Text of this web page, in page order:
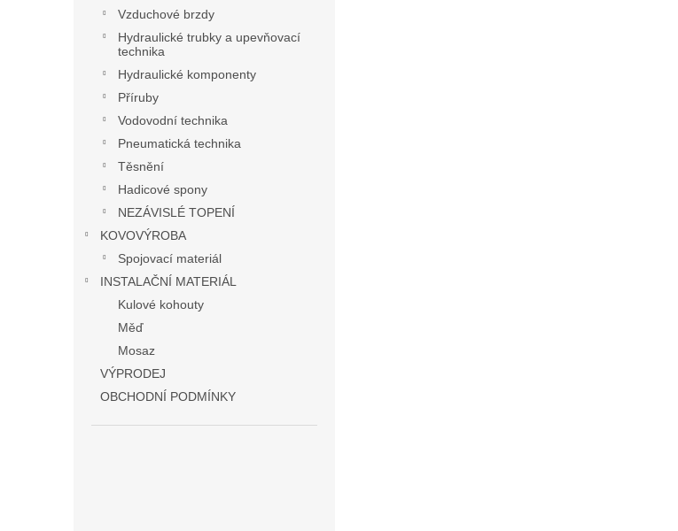
Vzduchové brzdy
Hydraulické trubky a upevňovací
technika
Hydraulické komponenty
Příruby
Vodovodní technika
Pneumatická technika
Těsnění
Hadicové spony
NEZÁVISLÉ TOPENÍ
KOVOVÝROBA
Spojovací materiál
INSTALAČNÍ MATERIÁL
Kulové kohouty
Měď
Mosaz
VÝPRODEJ
OBCHODNÍ PODMÍNKY